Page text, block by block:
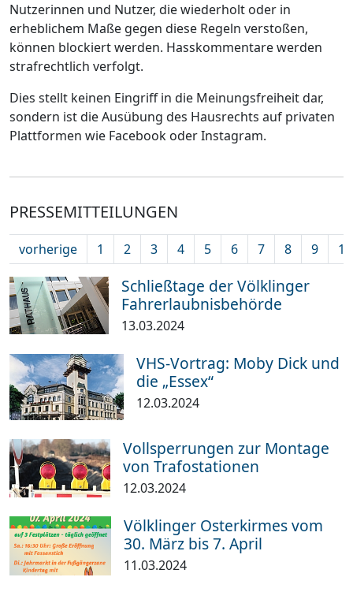
Nutzerinnen und Nutzer, die wiederholt oder in
erheblichem Maße gegen diese Regeln verstoßen,
können blockiert werden. Hasskommentare werden
strafrechtlich verfolgt.
Dies stellt keinen Eingriff in die Meinungsfreiheit dar,
sondern ist die Ausübung des Hausrechts auf privaten
Plattformen wie Facebook oder Instagram.
PRESSEMITTEILUNGEN
vorherige 1 2 3 4 5 6 7 8 9 10
Schließtage der Völklinger
Fahrerlaubnisbehörde
13.03.2024
VHS-Vortrag: Moby Dick und
die „Essex“
12.03.2024
Vollsperrungen zur Montage
von Trafostationen
12.03.2024
Völklinger Osterkirmes vom
30. März bis 7. April
11.03.2024